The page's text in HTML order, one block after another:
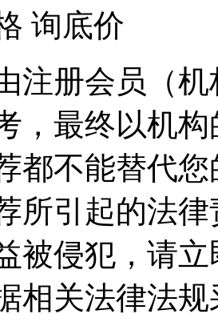
询底价
注册会员（
，最终以机
都不能替代
所引起的法
被侵犯，请
相关法律法